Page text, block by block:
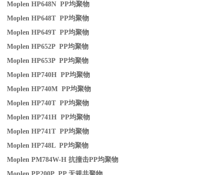
Moplen HP648N PP均聚物
Moplen HP648T PP均聚物
Moplen HP649T PP均聚物
Moplen HP652P PP均聚物
Moplen HP653P PP均聚物
Moplen HP740H PP均聚物
Moplen HP740M PP均聚物
Moplen HP740T PP均聚物
Moplen HP741H PP均聚物
Moplen HP741T PP均聚物
Moplen HP748L PP均聚物
Moplen PM784W-H抗撞击PP均聚物